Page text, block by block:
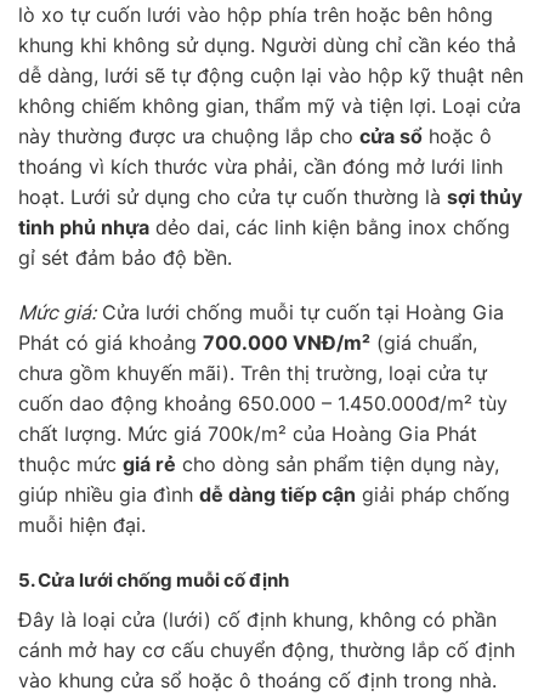
lò xo tự cuốn lưới vào hộp phía trên hoặc bên hông
khung khi không sử dụng. Người dùng chỉ cần kéo thả
dễ dàng, lưới sẽ tự động cuộn lại vào hộp kỹ thuật nên
không chiếm không gian, thẩm mỹ và tiện lợi. Loại cửa
này thường được ưa chuộng lắp cho cửa sổ hoặc ô
thoáng vì kích thước vừa phải, cần đóng mở lưới linh
hoạt. Lưới sử dụng cho cửa tự cuốn thường là sợi thủy
tinh phủ nhựa dẻo dai, các linh kiện bằng inox chống
gỉ sét đảm bảo độ bền.
Mức giá:Cửa lưới chống muỗi tự cuốn tại Hoàng Gia
Phát có giá khoảng 700.000 VNĐ/m² (giá chuẩn,
chưa gồm khuyến mãi). Trên thị trường, loại cửa tự
cuốn dao động khoảng 650.000 – 1.450.000đ/m² tùy
chất lượng. Mức giá 700k/m² của Hoàng Gia Phát
thuộc mức giá rẻ cho dòng sản phẩm tiện dụng này,
giúp nhiều gia đình dễ dàng tiếp cận giải pháp chống
muỗi hiện đại.
5. Cửa lưới chống muỗicố định
Đây là loại cửa (lưới) cố định khung, không có phần
cánh mở hay cơ cấu chuyển động, thường lắp cố định
vào khung cửa sổ hoặc ô thoáng cố định trong nhà.